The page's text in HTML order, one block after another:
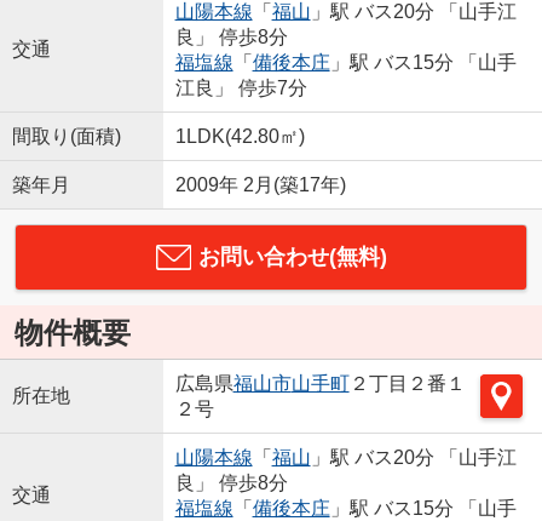
交通
山陽本線 「 福山 」駅 バス20分 「山手江
良」 停歩8分
福塩線 「 備後本庄 」駅 バス15分 「山手
江良」 停歩7分
間取り(面積) 1LDK(42.80㎡)
築年月 2009年 2月(築17年)
お問い合わせ(無料)
物件概要
所在地
広島県福山市山手町２丁目２番１
２号
交通
山陽本線 「 福山 」駅 バス20分 「山手江
良」 停歩8分
福塩線 「 備後本庄 」駅 バス15分 「山手